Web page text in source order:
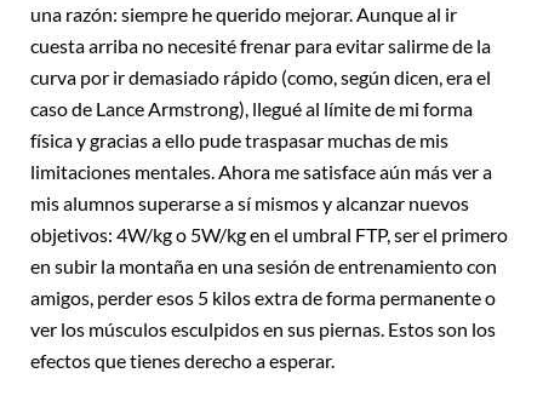
una razón: siempre he querido mejorar. Aunque al ir
cuesta arriba no necesité frenar para evitar salirme de la
curva por ir demasiado rápido (como, según dicen, era el
caso de Lance Armstrong), llegué al límite de mi forma
física y gracias a ello pude traspasar muchas de mis
limitaciones mentales. Ahora me satisface aún más ver a
mis alumnos superarse a sí mismos y alcanzar nuevos
objetivos: 4W/kg o 5W/kg en el umbral FTP, ser el primero
en subir la montaña en una sesión de entrenamiento con
amigos, perder esos 5 kilos extra de forma permanente o
ver los músculos esculpidos en sus piernas. Estos son los
efectos que tienes derecho a esperar.